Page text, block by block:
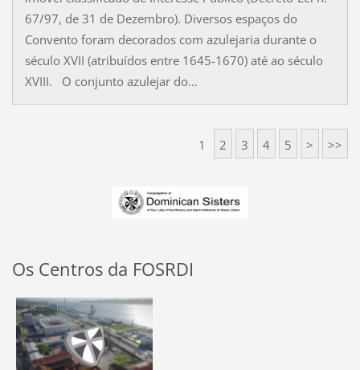
67/97, de 31 de Dezembro). Diversos espaços do
Convento foram decorados com azulejaria durante o
século XVII (atribuídos entre 1645-1670) até ao século
XVIII. O conjunto azulejar do...
1 2 3 4 5 > >>
Os Centros da FOSRDI